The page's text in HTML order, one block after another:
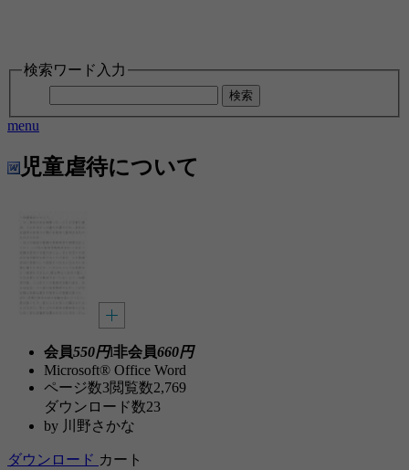
検索ワード入力
検索
menu
児童虐待について
会員550円l非会員660円
Microsoft® Office Word
ページ数3閲覧数2,769
ダウンロード数23
by 川野さかな
ダウンロード カート